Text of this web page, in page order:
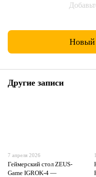
Новый
Другие записи
7 апреля 2026
Геймерский стол ZEUS-
Game IGROK-4 —